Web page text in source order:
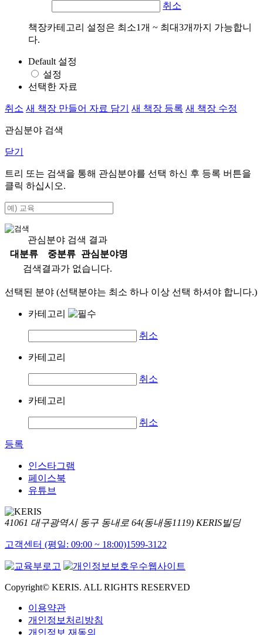
취소
책장카테고리 설정은 최소1개 ~ 최대3개까지 가능합니
다.
Default 설정
설정
선택한 자료
취소 새 책장 만들어 자료 담기 새 책장 등록 새 책장 수정
관심분야 검색
닫기
트리 또는 검색을 통해 관심분야를 선택 하신 후 등록 버튼을
클릭 하십시오.
관심분야 검색 결과
대분류
중분류
관심분야명
검색결과가 없습니다.
선택된 분야 (선택분야는 최소 하나 이상 선택 하셔야 합니다.)
카테고리
취소
카테고리
취소
카테고리
취소
등록
인스타그램
페이스북
유튜브
41061 대구광역시 동구 동내로 64(동내동1119) KERIS빌딩
고객센터 (평일: 09:00 ~ 18:00)1599-3122
Copyright© KERIS. ALL RIGHTS RESERVED
이용약관
개인정보처리방침
개인정보 재동의